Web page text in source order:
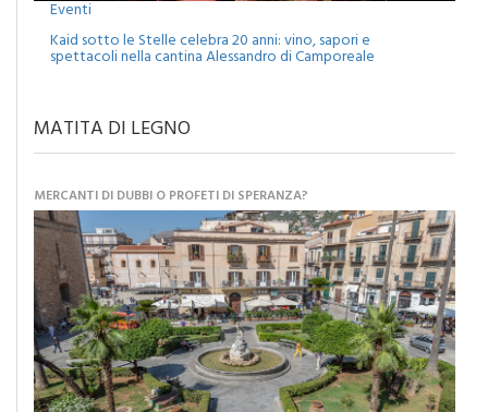
Eventi
Kaid sotto le Stelle celebra 20 anni: vino, sapori e
MATITA DI LEGNO
MERCANTI DI DUBBI O PROFETI DI SPERANZA?